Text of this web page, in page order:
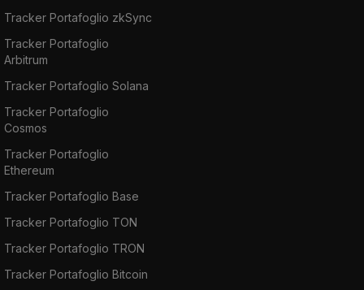
Tracker Portafoglio zkSync
Tracker Portafoglio
Arbitrum
Tracker Portafoglio Solana
Tracker Portafoglio
Cosmos
Tracker Portafoglio
Ethereum
Tracker Portafoglio Base
Tracker Portafoglio TON
Tracker Portafoglio TRON
Tracker Portafoglio Bitcoin